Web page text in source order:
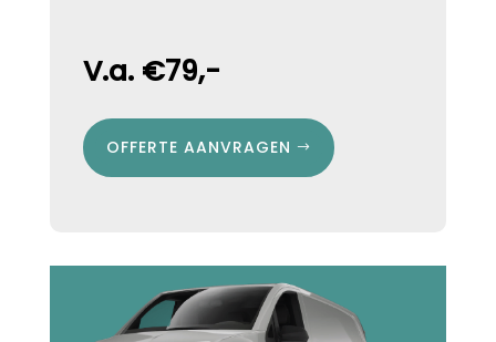
V.a. €79,-
OFFERTE AANVRAGEN